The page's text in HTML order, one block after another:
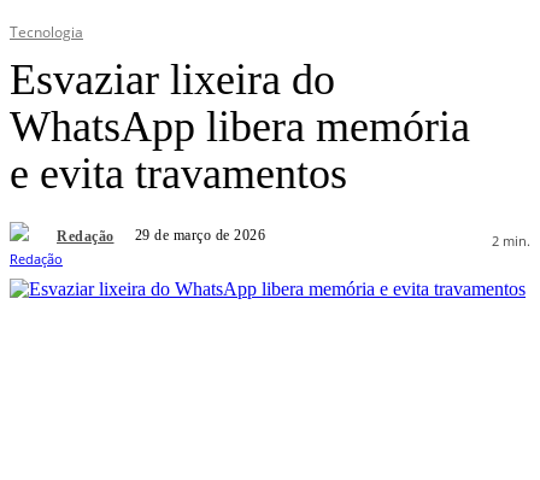
Tecnologia
Esvaziar lixeira do
WhatsApp libera memória
e evita travamentos
Redação 29 de março de 2026 2 min.